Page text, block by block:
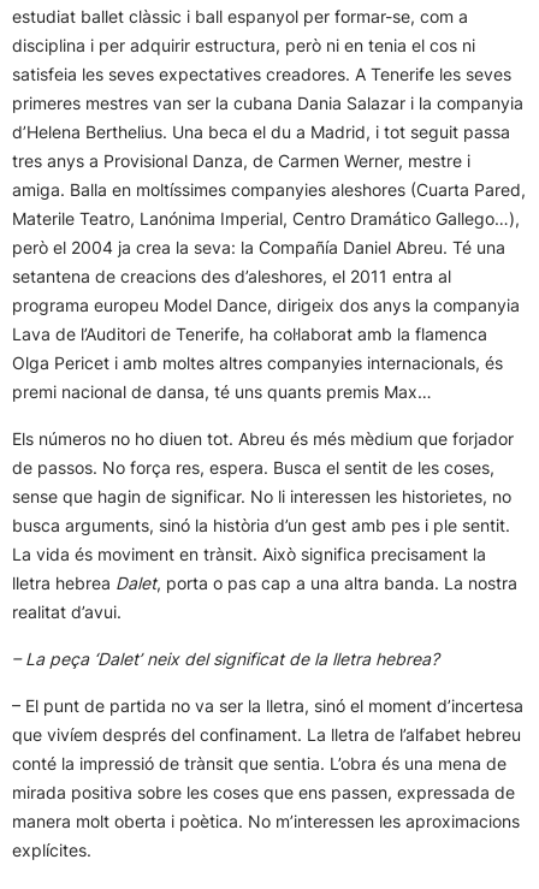
estudiat ballet clàssic i ball espanyol per formar-se, com a
disciplina i per adquirir estructura, però ni en tenia el cos ni
satisfeia les seves expectatives creadores. A Tenerife les seves
primeres mestres van ser la cubana Dania Salazar i la companyia
d’Helena Berthelius. Una beca el du a Madrid, i tot seguit passa
tres anys a Provisional Danza, de Carmen Werner, mestre i
amiga. Balla en moltíssimes companyies aleshores (Cuarta Pared,
Materile Teatro, Lanónima Imperial, Centro Dramático Gallego…),
però el 2004 ja crea la seva: la Compañía Daniel Abreu. Té una
setantena de creacions des d’aleshores, el 2011 entra al
programa europeu Model Dance, dirigeix dos anys la companyia
Lava de l’Auditori de Tenerife, ha col·laborat amb la flamenca
Olga Pericet i amb moltes altres companyies internacionals, és
premi nacional de dansa, té uns quants premis Max…
Els números no ho diuen tot. Abreu és més mèdium que forjador
de passos. No força res, espera. Busca el sentit de les coses,
sense que hagin de significar. No li interessen les historietes, no
busca arguments, sinó la història d’un gest amb pes i ple sentit.
La vida és moviment en trànsit. Això significa precisament la
lletra hebrea Dalet, porta o pas cap a una altra banda. La nostra
realitat d’avui.
– La peça ‘Dalet’ neix del significat de la lletra hebrea?
– El punt de partida no va ser la lletra, sinó el moment d’incertesa
que vivíem després del confinament. La lletra de l’alfabet hebreu
conté la impressió de trànsit que sentia. L’obra és una mena de
mirada positiva sobre les coses que ens passen, expressada de
manera molt oberta i poètica. No m’interessen les aproximacions
explícites.